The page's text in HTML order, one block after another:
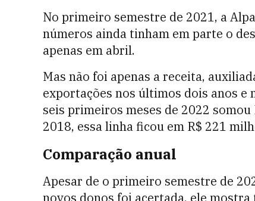
No primeiro semestre de 2021, a
números ainda tinham em parte o
apenas em abril.
Mas não foi apenas a receita,
exportações nos últimos dois anos e
seis primeiros meses de 2022
2018, essa linha ficou em R$ 221
Comparação anual
Apesar de o primeiro semestre de